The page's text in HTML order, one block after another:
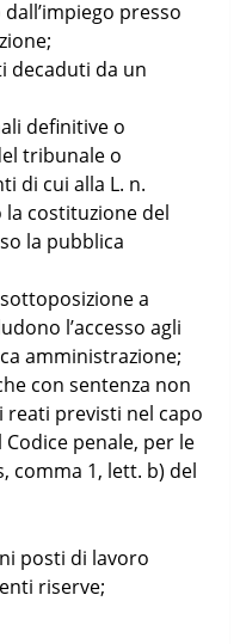
presso
decaduti da un
definitive o
tribunale o
di cui alla L. n.
la costituzione del
la pubblica
a
l’accesso agli
amministrazione;
con sentenza non
reati previsti nel capo
penale, per le
comma 1, lett. b) del
posti di lavoro
riserve;